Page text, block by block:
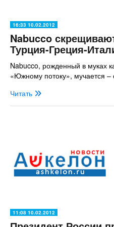
16:33 10.02.2012
Nabucco
Турция-Греция-
Nabucco, рожденный в муках
«Южному потоку», мучается –
Читать
11:08 10.02.2012